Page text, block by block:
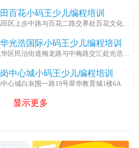
百花小码王少儿编程培训
区上步中路与百花二路交界处百花文化中
光浩国际小码王少儿编程培训
区民治街道梅龙路与中梅路交汇处光浩国
中心城小码王少儿编程培训
心城白灰围一路19号翠华教育城1楼6A
光世纪小码王少儿编程培训
心区兴华路龙光世纪大厦1栋806-808
CBD小码王少儿编程培训
田区民田路178号华融大厦10楼1003(投资大
显示更多